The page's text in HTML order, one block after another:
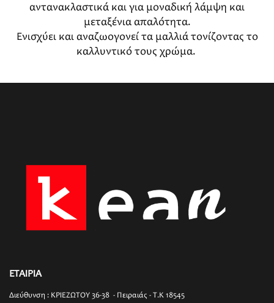
αντανακλαστικά και για μοναδική λάμψη και
μεταξένια απαλότητα.
Ενισχύει και αναζωογονεί τα μαλλιά τονίζοντας το
καλλυντικό τους χρώμα.
ΕΤΑΙΡΙΑ
Διεύθυνση : ΚΡΙΕΖΩΤΟΥ 36-38 - Πειραιάς - T.K 18545